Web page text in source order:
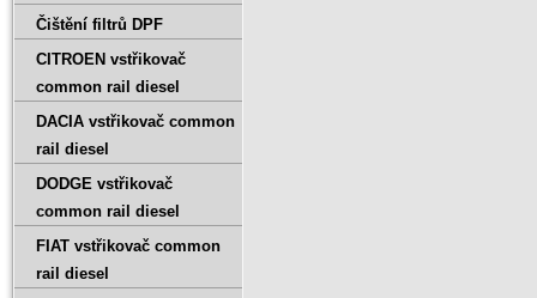
Čištění filtrů DPF
CITROEN vstřikovač
common rail diesel
DACIA vstřikovač common
rail diesel
DODGE vstřikovač
common rail diesel
FIAT vstřikovač common
rail diesel